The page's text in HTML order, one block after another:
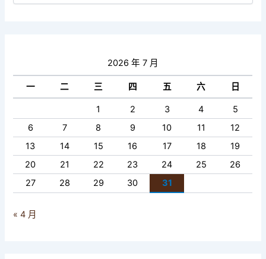
2026 年 7 月
一 二 三 四 五 六 日
1 2 3 4
5
6
7 8 9 10 11
12
13
14 15 16 17 18
19
20
21 22 23 24 25
26
27
28 29 30 31
« 4 月